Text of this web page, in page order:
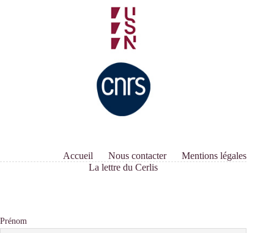
Accueil Nous contacter
Mentions légales
La lettre du Cerlis
Prénom